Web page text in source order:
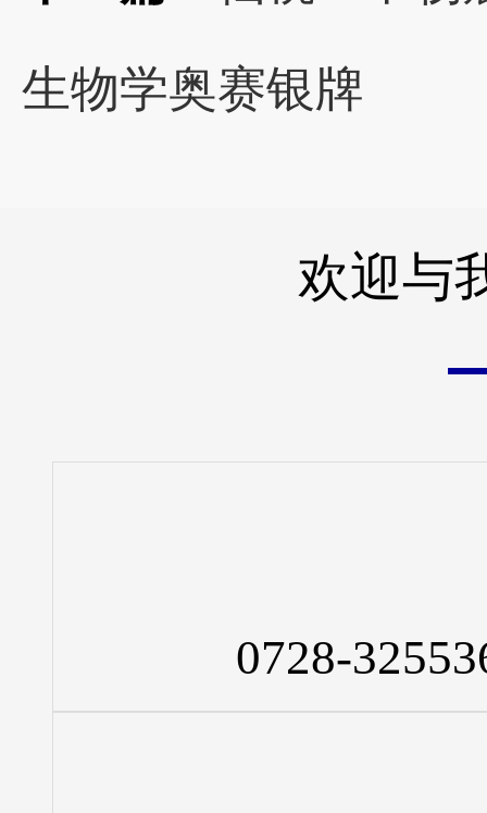
生物学奥赛银牌
欢迎与
0728-